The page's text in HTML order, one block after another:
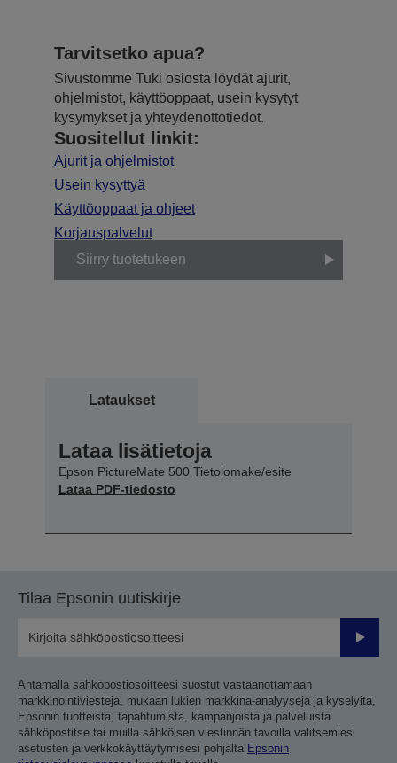
Tarvitsetko apua?
Sivustomme Tuki osiosta löydät ajurit,
ohjelmistot, käyttöoppaat, usein kysytyt
kysymykset ja yhteydenottotiedot.
Suositellut linkit:
Ajurit ja ohjelmistot
Usein kysyttyä
Käyttöoppaat ja ohjeet
Korjauspalvelut
Siirry tuotetukeen
Lataukset
Lataa lisätietoja
Epson PictureMate 500 Tietolomake/esite
Lataa PDF-tiedosto
Tilaa Epsonin uutiskirje
Lähetä
Antamalla sähköpostiosoitteesi suostut vastaanottamaan
markkinointiviestejä, mukaan lukien markkina-analyysejä ja kyselyitä,
Epsonin tuotteista, tapahtumista, kampanjoista ja palveluista
sähköpostitse tai muilla sähköisen viestinnän tavoilla valitsemiesi
asetusten ja verkkokäyttäytymisesi pohjalta Epsonin